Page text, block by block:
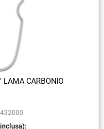
LAMA CARBONIO